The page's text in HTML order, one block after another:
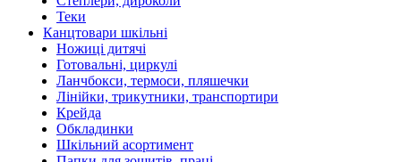
Теки
Канцтовари шкільні
Ножиці дитячі
Готовальні, циркулі
Ланчбокси, термоси, пляшечки
Лінійки, трикутники, транспортири
Крейда
Обкладинки
Шкільний асортимент